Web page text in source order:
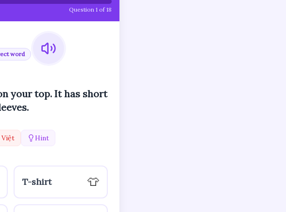
Question 1 of 18
word
your top. It has short
Hint
T-shirt 👕